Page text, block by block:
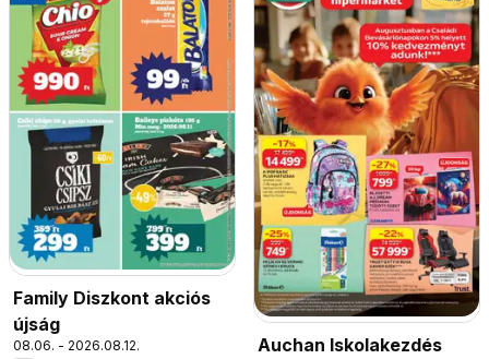
Family Diszkont akciós
újság
08.06. - 2026.08.12.
Auchan Iskolakezdés